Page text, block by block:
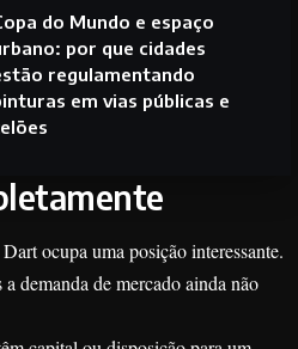
do Mundo e espaço
por que cidades
regulamentando
em vias públicas e
ocupa uma posição interessante.
demanda de mercado ainda não